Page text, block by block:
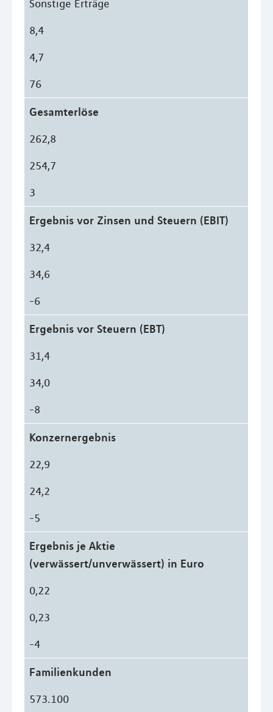
Sonstige Erträge
8,4
4,7
76
Gesamterlöse
262,8
254,7
3
Ergebnis vor Zinsen und Steuern (EBIT)
32,4
34,6
-6
Ergebnis vor Steuern (EBT)
31,4
34,0
-8
Konzernergebnis
22,9
24,2
-5
Ergebnis je Aktie
(verwässert/unverwässert) in Euro
0,22
0,23
-4
Familienkunden
573.100